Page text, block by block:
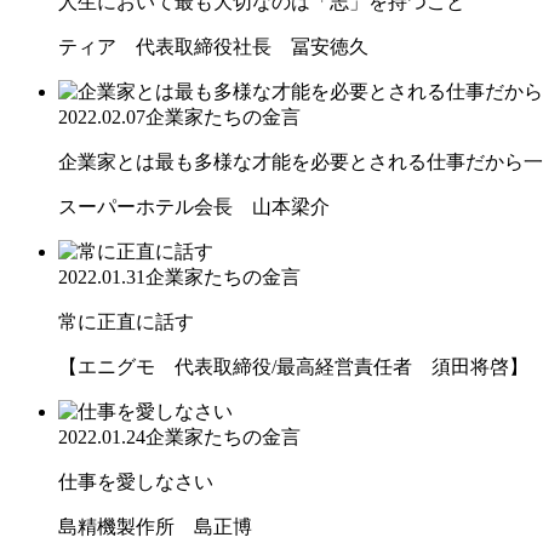
ティア 代表取締役社長 冨安徳久
2022.02.07企業家たちの金言
企業家とは最も多様な才能を必要とされる仕事だから
スーパーホテル会長 山本梁介
2022.01.31企業家たちの金言
常に正直に話す
【エニグモ 代表取締役/最高経営責任者 須田将啓】
2022.01.24企業家たちの金言
仕事を愛しなさい
島精機製作所 島正博